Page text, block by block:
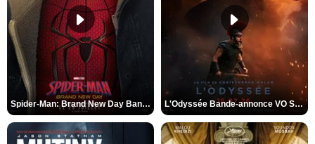
Spider-Man: Brand New Day Bande-annonce VO STFR L'Odyssée Bande-annonce VO STFR